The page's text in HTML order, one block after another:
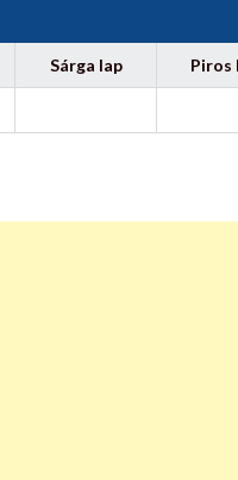
Sárga lap Piros